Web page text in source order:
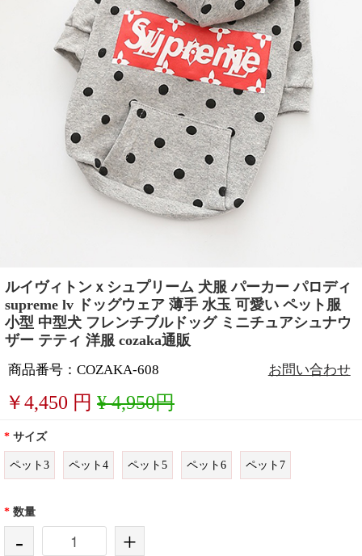
ルイヴィトンｘシュプリーム 犬服 パーカー パロディ
supreme lv ドッグウェア 薄手 水玉 可愛い ペット服
小型 中型犬 フレンチブルドッグ ミニチュアシュナウ
ザー テティ 洋服 cozaka通販
商品番号：COZAKA-608 お問い合わせ
￥4,450 円 ¥ 4,950円
* サイズ
ペット3 ペット4 ペット5 ペット6 ペット7
* 数量
- +